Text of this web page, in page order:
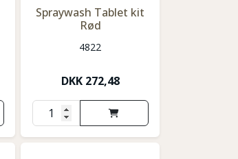
Spraywash Tablet kit
Rød
4822
DKK 272,48